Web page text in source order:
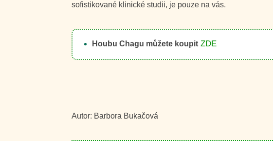
sofistikované klinické studii, je pouze na vás.
Houbu Chagu můžete koupit ZDE
Autor: Barbora Bukačová